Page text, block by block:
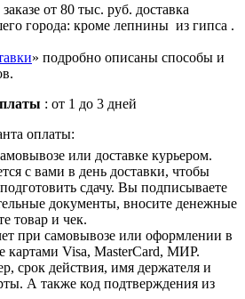
от 80 тыс. руб. доставка
города: кроме лепнины из гипса .
» подробно описаны способы и
: от 1 до 3 дней
оплаты:
или доставке курьером.
с вами в день доставки, чтобы
сдачу. Вы подписываете
документы, вносите денежные
товар и чек.
при самовывозе или оформлении в
картами Visa, MasterCard, МИР.
срок действия, имя держателя и
А также код подтверждения из